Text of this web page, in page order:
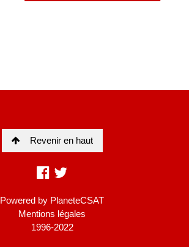
Revenir en haut
Powered by PlaneteCSAT
Mentions légales
1996-2022